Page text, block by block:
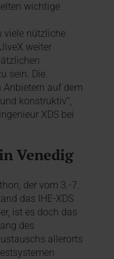
wichtige
viele nützliche
weiter
sein. Die
auf dem
konstruktiv“,
XDS bei
Venedig
der vom 3.-7.
das IHE-XDS
ist es doch das
des
allerorts